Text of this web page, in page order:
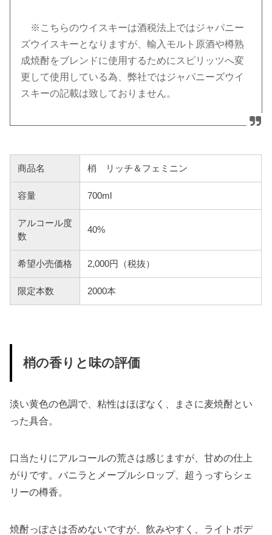
※こちらのウイスキーは酒税法上ではジャパニー
ズウイスキーとなりますが、輸入モルト原酒や樽熟
成焼酎をブレンドに使用するためにスピリッツへ変
更して使用している為、弊社ではジャパニーズウイ
スキーの記載は致しておりません。
商品名 梢 リッチ＆フェミニン
容量 700ml
アルコール度
数
40%
希望小売価格 2,000円（税抜）
限定本数 2000本
梢の香りと味の評価
淡い黄色の色調で、粘性はほぼなく、まさに麦焼酎とい
った具合。
口当たりにアルコールの荒さは感じますが、甘めの仕上
がりです。バニラとメープルシロップ、超うっすらシェ
リーの樽香。
焼酎っぽさは否めないですが、飲みやすく、ライトボデ